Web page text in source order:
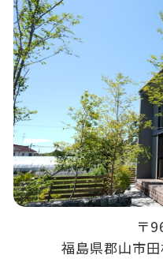
〒
福島県郡山市